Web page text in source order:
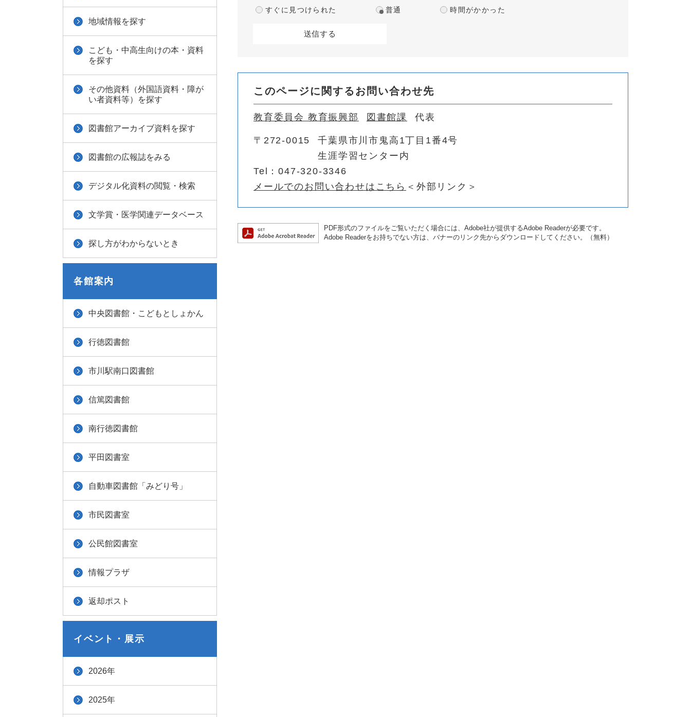
すぐに見つけられた 普通 時間がかかった
このページに関するお問い合わせ先
教育委員会 教育振興部 図書館課 代表
〒272-0015
千葉県市川市鬼高1丁目1番4号
生涯学習センター内
Tel：047-320-3346
メールでのお問い合わせはこちら ＜外部リンク＞
PDF形式のファイルをご覧いただく場合には、Adobe社が提供するAdobe Readerが必要です。
Adobe Readerをお持ちでない方は、バナーのリンク先からダウンロードしてください。（無料）
地域情報を探す
こども・中高生向けの本・資料
を探す
その他資料（外国語資料・障が
い者資料等）を探す
図書館アーカイブ資料を探す
図書館の広報誌をみる
デジタル化資料の閲覧・検索
文学賞・医学関連データベース
探し方がわからないとき
各館案内
中央図書館・こどもとしょかん
行徳図書館
市川駅南口図書館
信篤図書館
南行徳図書館
平田図書室
自動車図書館「みどり号」
市民図書室
公民館図書室
情報プラザ
返却ポスト
イベント・展示
2026年
2025年